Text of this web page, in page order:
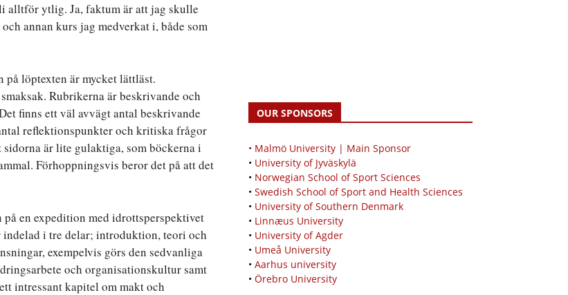
alltför ytlig. Ja, faktum är att jag skulle
annan kurs jag medverkat i, både som
löptexten är mycket lättläst.
Rubrikerna är beskrivande och
finns ett väl avvägt antal beskrivande
reflektionspunkter och kritiska frågor
är lite gulaktiga, som böckerna i
Förhoppningsvis beror det på att det
en expedition med idrottsperspektivet
indelad i tre delar; introduktion, teori och
exempelvis görs den sedvanliga
och organisationskultur samt
intressant kapitel om makt och
OUR SPONSORS
• Malmö University | Main Sponsor
• University of Jyväskylä
• Norwegian School of Sport Sciences
• Swedish School of Sport and Health Sciences
• University of Southern Denmark
• Linnæus University
• University of Agder
• Umeå University
• Aarhus university
• Örebro University